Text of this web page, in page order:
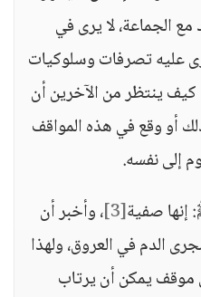
الجماعة، لا يرى في
عليه تصرفات وسلوكيات
ينتظر من الآخرين أن
أو وقع في هذه المواقف
إلى نفسه.
صفية[3] ، وأخبر أن
الدم في العروق، ولهذا
موقف يمكن أن يرتاب